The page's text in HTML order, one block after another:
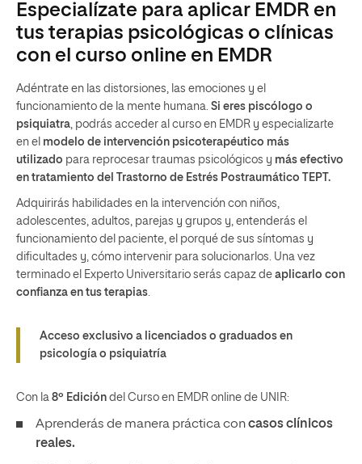
Especialízate para aplicar EMDR en
tus terapias psicológicas o clínicas
con el curso online en EMDR
Adéntrate en las distorsiones, las emociones y el
funcionamiento de la mente humana. Si eres piscólogo o
psiquiatra, podrás acceder al curso en EMDR y especializarte
en el modelo de intervención psicoterapéutico más
utilizado para reprocesar traumas psicológicos y más efectivo
en tratamiento del Trastorno de Estrés Postraumático TEPT.
Adquirirás habilidades en la intervención con niños,
adolescentes, adultos, parejas y grupos y, entenderás el
funcionamiento del paciente, el porqué de sus síntomas y
dificultades y, cómo intervenir para solucionarlos. Una vez
terminado el Experto Universitario serás capaz de aplicarlo con
confianza en tus terapias.
Acceso exclusivo a licenciados o graduados en
psicología o psiquiatría
Con la 8º Edición del Curso en EMDR online de UNIR:
Aprenderás de manera práctica concasos clínicos
reales.